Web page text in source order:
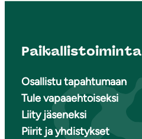
Paikallistoiminta
Osallistu tapahtumaan
Tule vapaaehtoiseksi
Liity jäseneksi
Piirit ja yhdistykset